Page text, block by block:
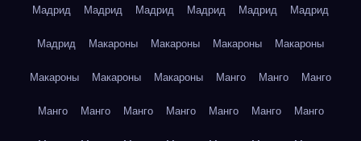
Мадрид Мадрид Мадрид Мадрид Мадрид Мадрид
Мадрид Макароны Макароны Макароны Макароны
Макароны Макароны Макароны Манго Манго Манго
Манго Манго Манго Манго Манго Манго Манго